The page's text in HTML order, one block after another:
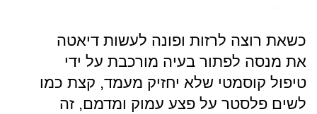
כשאת רוצה לרזות ופונה לעשות דיאטה
את מנסה לפתור בעיה מורכבת על ידי
טיפול קוסמטי שלא יחזיק מעמד, קצת כמו
לשים פלסטר על פצע עמוק ומדמם, זה